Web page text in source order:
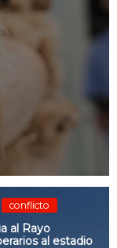
conflicto
al Rayo
al estadio